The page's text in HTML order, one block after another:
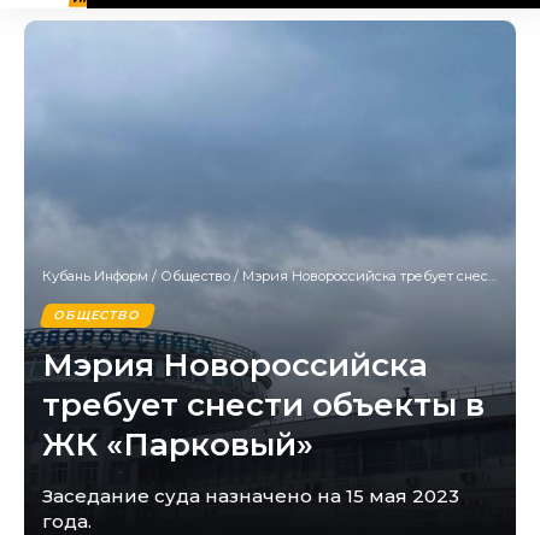
Кубань Информ / Общество / Мэрия Новороссийска требует снести объекты в ЖК «Парковый»
ОБЩЕСТВО
Мэрия Новороссийска
требует снести объекты в
ЖК «Парковый»
Заседание суда назначено на 15 мая 2023
года.